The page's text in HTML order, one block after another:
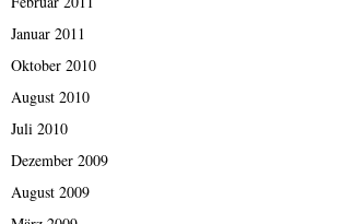
Januar 2011
Oktober 2010
August 2010
Juli 2010
Dezember 2009
August 2009